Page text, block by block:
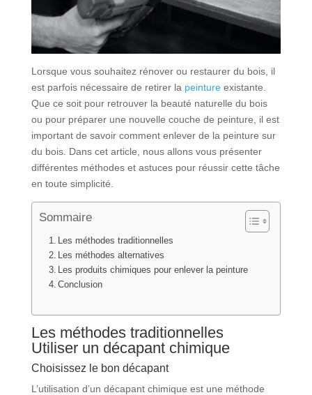
Lorsque vous souhaitez rénover ou restaurer du bois, il
est parfois nécessaire de retirer la peintureexistante.
Que ce soit pour retrouver la beauté naturelle du bois
ou pour préparer une nouvelle couche de peinture, il est
important de savoir comment enlever de la peinture sur
du bois. Dans cet article, nous allons vous présenter
différentes méthodes et astuces pour réussir cette tâche
en toute simplicité.
Sommaire
Les méthodes traditionnelles
Les méthodes alternatives
Les produits chimiques pour enlever la peinture
Conclusion
Les méthodes traditionnelles
Utiliser un décapant chimique
Choisissez le bon décapant
L’utilisation d’un décapant chimique est une méthode